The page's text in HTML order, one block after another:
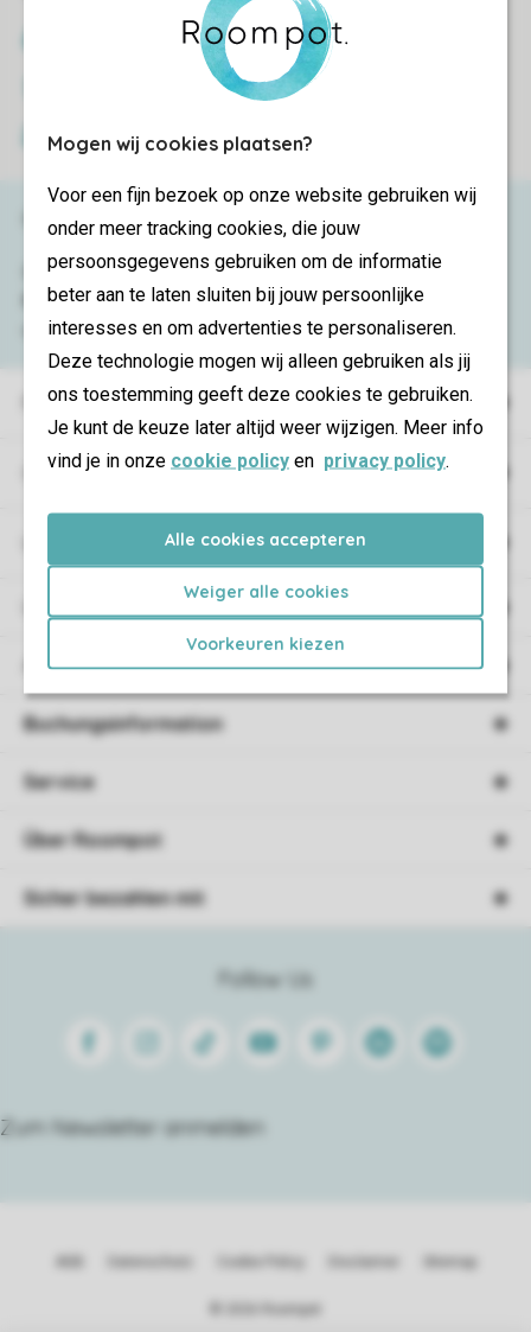
Mogen wij cookies plaatsen?
Voor een fijn bezoek op onze website gebruiken wij
onder meer tracking cookies, die jouw
persoonsgegevens gebruiken om de informatie
beter aan te laten sluiten bij jouw persoonlijke
interesses en om advertenties te personaliseren.
Deze technologie mogen wij alleen gebruiken als jij
ons toestemming geeft deze cookies te gebruiken.
Je kunt de keuze later altijd weer wijzigen. Meer info
vind je in onze cookie policy en privacy policy.
Alle cookies accepteren
Weiger alle cookies
Voorkeuren kiezen
SSL-Verschlüsselung
Sichere Datenübertragung
Sicheres Bezahlen
Ferienparks
Campings
Unterkunft
Angebote
Haben Sie Fragen?
Schauen Sie sich die häufig gestellten
Fragenan oder kontaktieren Sie
unserContact Center.
Follow Us
FacebookInstagram
Tiktok Youtube PinterestLinkedinSpotify
Zum Newsletter anmelden
Buchungsinformation
Service
Über Roompot
Sicher bezahlen mit